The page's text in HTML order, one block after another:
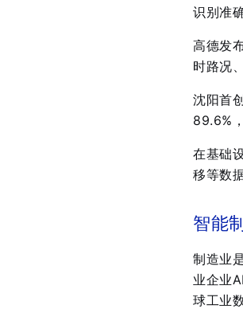
识别准
高德发
时路况
沈阳首
89.6%
在基础
移等数
智能
制造业
业企业
球工业